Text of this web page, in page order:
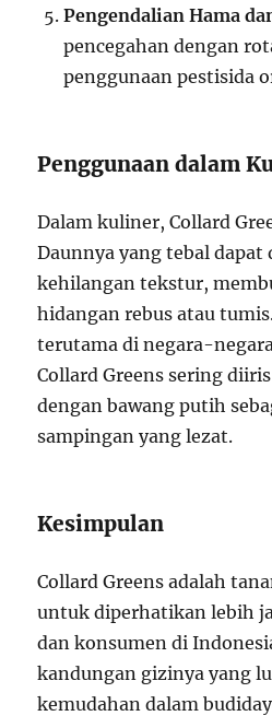
Pengendalian Hama
pencegahan dengan
penggunaan pestisida
Penggunaan dalam
Dalam kuliner, Collard
Daunnya yang tebal dapat
kehilangan tekstur,
hidangan rebus atau
terutama di negara-
Collard Greens sering
dengan bawang putih
sampingan yang lezat.
Kesimpulan
Collard Greens adalah
untuk diperhatikan lebih
dan konsumen di
kandungan gizinya yang
kemudahan dalam